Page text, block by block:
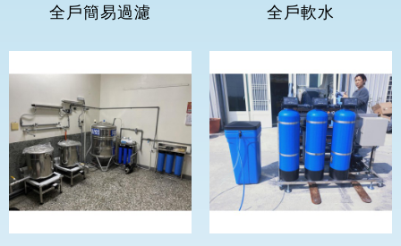
全戶簡易過濾 全戶軟水